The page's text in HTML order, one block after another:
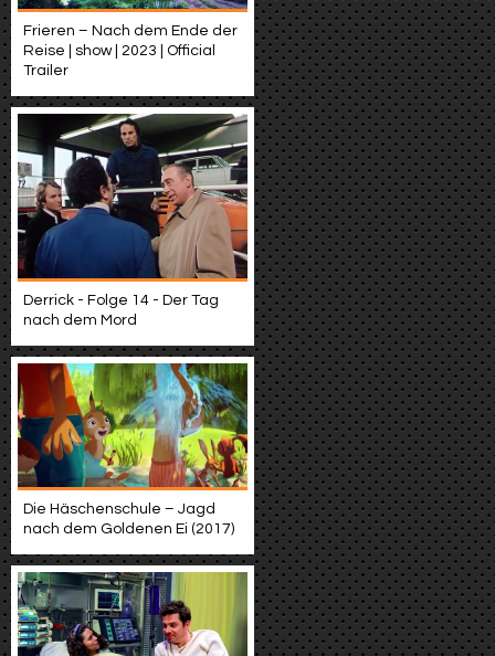
Frieren – Nach dem Ende der
Reise | show | 2023 | Official
Trailer
Derrick - Folge 14 - Der Tag
nach dem Mord
Die Häschenschule – Jagd
nach dem Goldenen Ei (2017)